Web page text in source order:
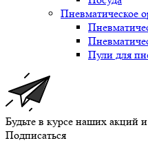
Пневматическое
Пули для
Будьте в курсе наших акций
Подписаться